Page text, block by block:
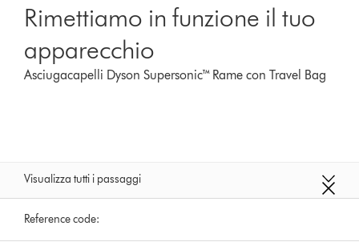
Rimettiamo in funzione il tuo
apparecchio
Asciugacapelli Dyson Supersonic™ Rame con Travel Bag
Visualizza tutti i passaggi
Reference code: